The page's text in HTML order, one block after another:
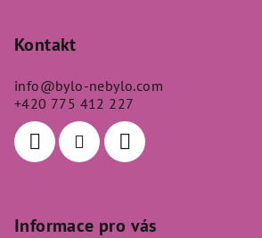
Kontakt
info@bylo-nebylo.com
+420 775 412 227
Informace pro vás